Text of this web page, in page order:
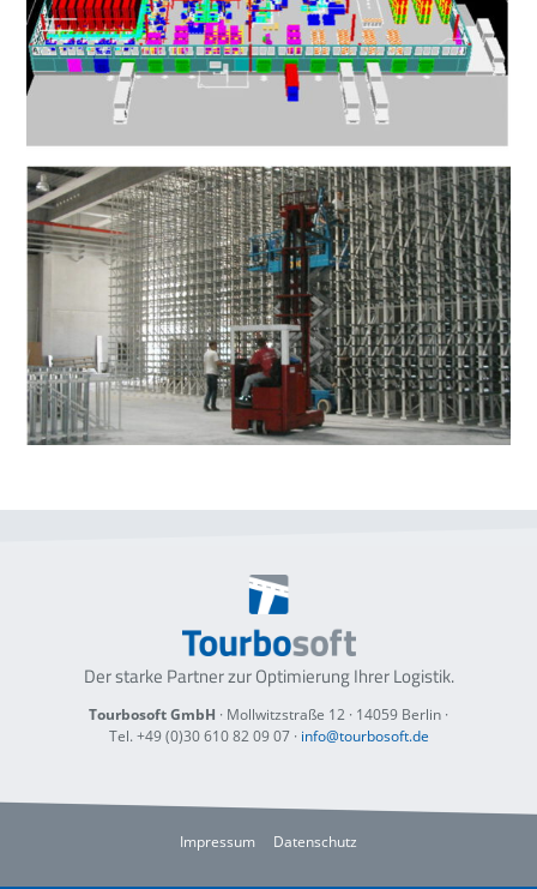
Der starke Partner zur OptimierungIhrer Logistik.
Tourbosoft GmbH · Mollwitzstraße 12 · 14059 Berlin ·
Tel. +49 (0)30 610 82 09 07· info@tourbosoft.de
Impressum Datenschutz